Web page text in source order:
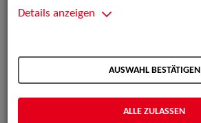
Details anzeigen
AUSWAHL BESTÄTIGEN
ALLE ZULASSEN